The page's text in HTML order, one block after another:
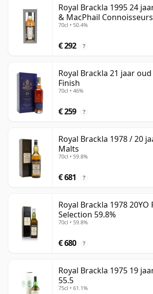
Royal Brackla 1995 24
& MacPhail
70cl • 50.4%
€ 292 ?
Royal Brackla 21 jaar
Finish
70cl • 46%
€ 259 ?
Royal Brackla 1978 / 20
Malts
70cl • 59.8%
€ 681 ?
Royal Brackla 1978 20YO
Selection 59.8%
70cl • 59.8%
€ 680 ?
Royal Brackla 1975 19
55.5
75cl • 61.1%